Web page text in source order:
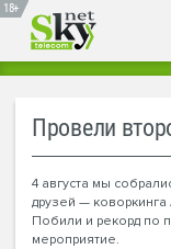
18+
Провели
4 августа мы
друзей —
Побили и рекорд по
мероприятие.